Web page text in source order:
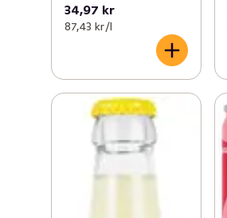
34,97 kr
87,43 kr /l